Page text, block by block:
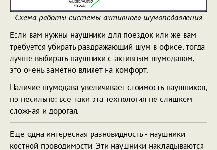
Схема работы системы активного шумоподавления
Если вам нужны наушники для поездок или же вам
требуется убирать раздражающий шум в офисе, тогда
лучше выбирать наушники с активным шумодавом,
это очень заметно влияет на комфорт.
Наличие шумодава увеличивает стоимость наушников,
но несильно: все-таки эта технология не слишком
сложная и дорогая.
Еще одна интересная разновидность - наушники
костной проводимости. Эти наушники накладываются